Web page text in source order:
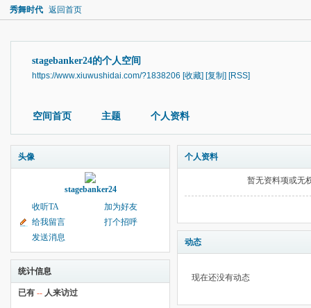
秀舞时代 返回首页
stagebanker24的个人空间
https://www.xiuwushidai.com/?1838206 [收藏] [复制] [RSS]
空间首页 主题 个人资料
头像
stagebanker24
收听TA
加为好友
给我留言
打个招呼
发送消息
统计信息
已有 -- 人来访过
个人资料
暂无资料项或无
动态
现在还没有动态